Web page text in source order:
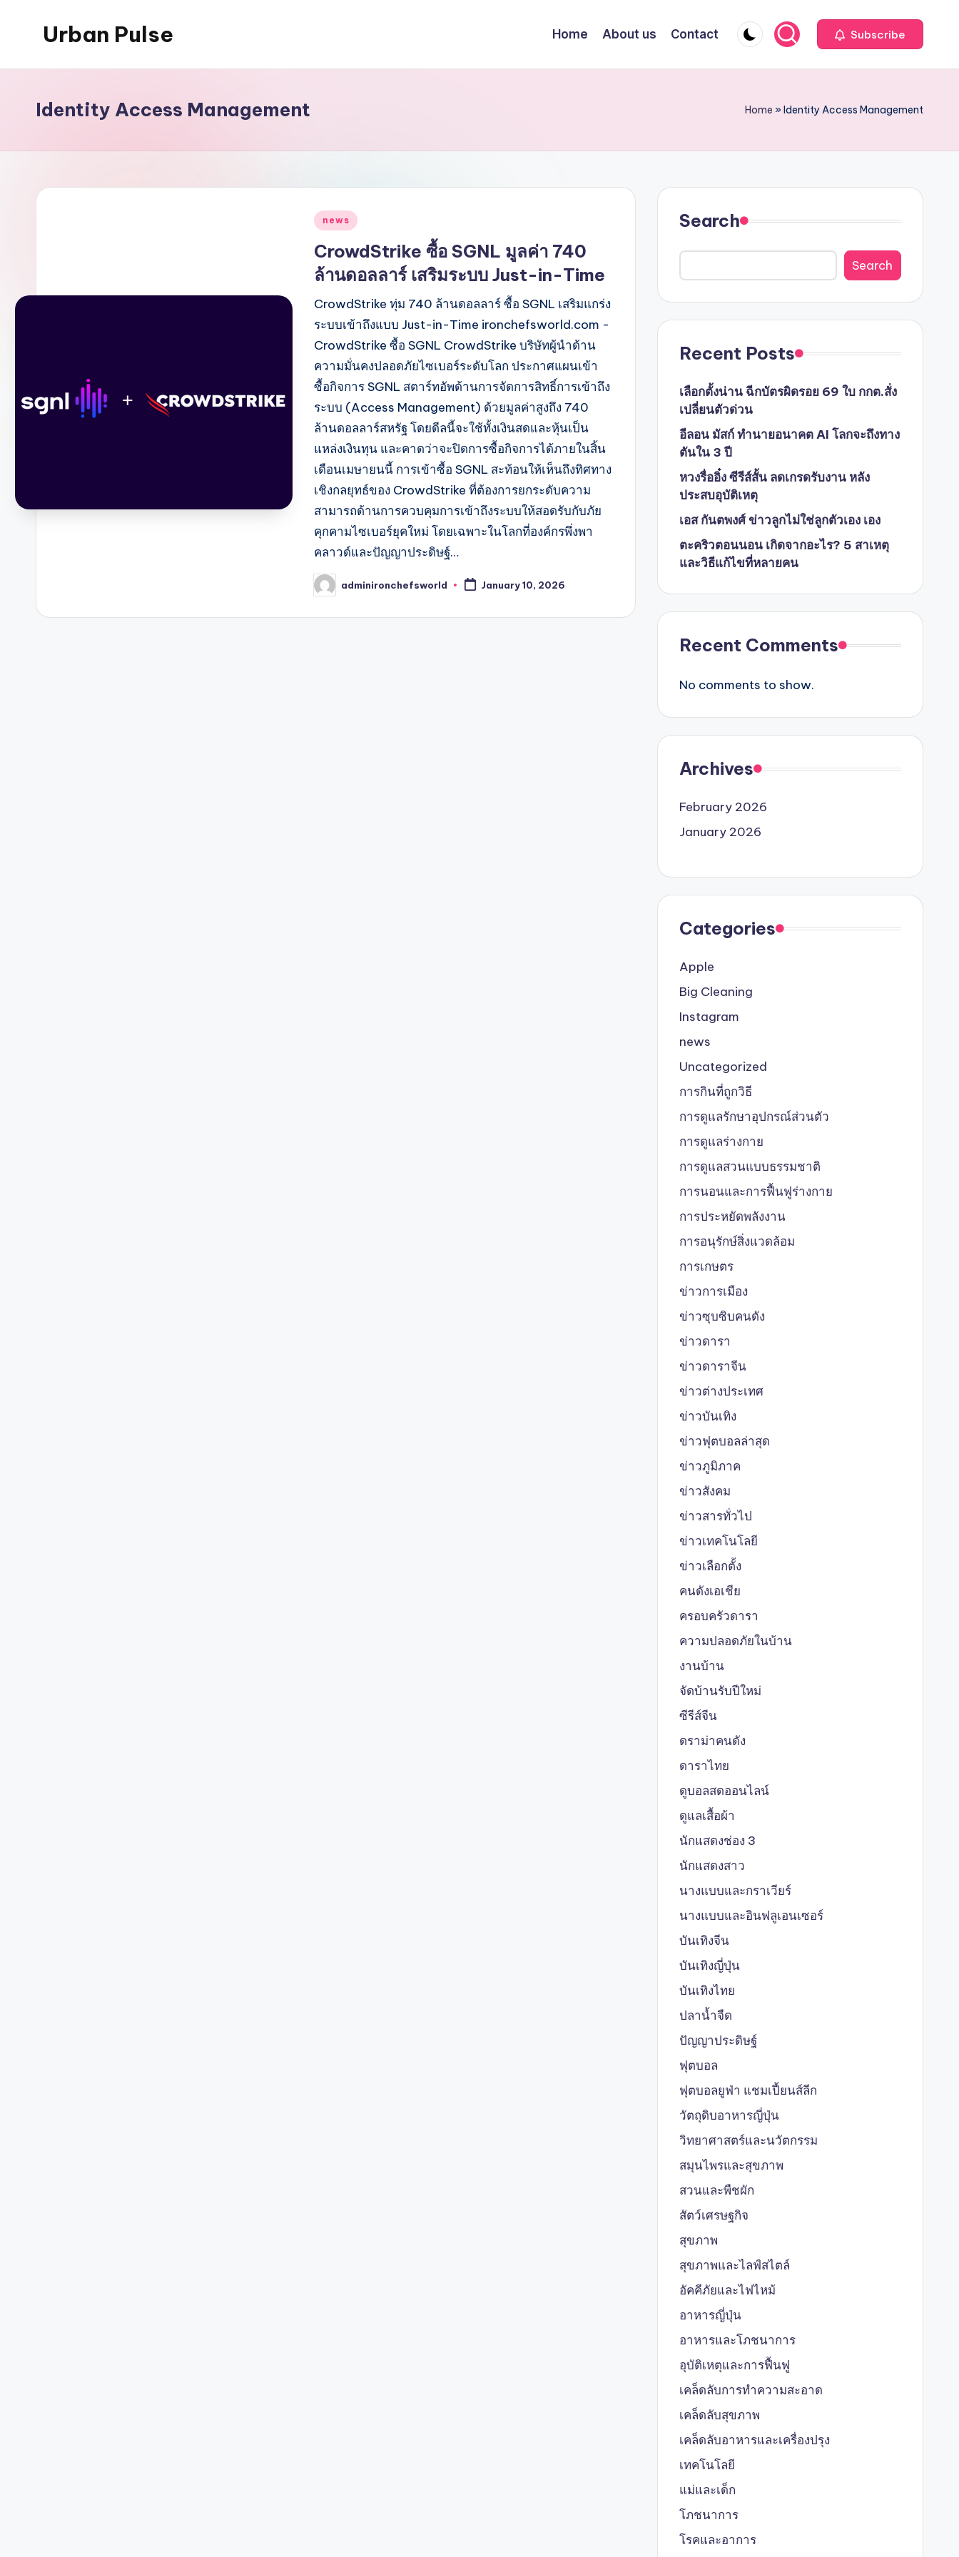
Urban Pulse Home About us Contact Subscribe
Identity Access Management Home »Identity Access Management
Posted
news
CrowdStrike ซื้อ SGNL มูลค่า 740
ล้านดอลลาร์ เสริมระบบ Just-in-Time
CrowdStrike ทุ่ม 740 ล้านดอลลาร์ ซื้อ SGNL เสริมแกร่ง
ระบบเข้าถึงแบบ Just-in-Time ironchefsworld.com -
CrowdStrike ซื้อ SGNL CrowdStrike บริษัทผู้นำด้าน
ความมั่นคงปลอดภัยไซเบอร์ระดับโลก ประกาศแผนเข้า
ซื้อกิจการ SGNL สตาร์ทอัพด้านการจัดการสิทธิ์การเข้าถึง
ระบบ (Access Management) ด้วยมูลค่าสูงถึง 740
ล้านดอลลาร์สหรัฐ โดยดีลนี้จะใช้ทั้งเงินสดและหุ้นเป็น
แหล่งเงินทุน และคาดว่าจะปิดการซื้อกิจการได้ภายในสิ้น
เดือนเมษายนนี้ การเข้าซื้อ SGNL สะท้อนให้เห็นถึงทิศทาง
เชิงกลยุทธ์ของ CrowdStrike ที่ต้องการยกระดับความ
สามารถด้านการควบคุมการเข้าถึงระบบให้สอดรับกับภัย
คุกคามไซเบอร์ยุคใหม่ โดยเฉพาะในโลกที่องค์กรพึ่งพา
คลาวด์และปัญญาประดิษฐ์…
Posted
by
adminironchefsworld January 10, 2026
Search
Search
Recent Posts
เลือกตั้งน่าน ฉีกบัตรผิดรอย 69 ใบ กกต.สั่ง
เปลี่ยนตัวด่วน
อีลอน มัสก์ ทำนายอนาคต AI โลกจะถึงทาง
ตันใน 3 ปี
หวงรื่ออิ๋ง ซีรีส์สั้น ลดเกรดรับงาน หลัง
ประสบอุบัติเหตุ
เอส กันตพงศ์ ข่าวลูกไม่ใช่ลูกตัวเอง เอง
ตะคริวตอนนอน เกิดจากอะไร? 5 สาเหตุ
และวิธีแก้ไขที่หลายคน
Recent Comments
No comments to show.
Archives
February 2026
January 2026
Categories
Apple
Big Cleaning
Instagram
news
Uncategorized
การกินที่ถูกวิธี
การดูแลรักษาอุปกรณ์ส่วนตัว
การดูแลร่างกาย
การดูแลสวนแบบธรรมชาติ
การนอนและการฟื้นฟูร่างกาย
การประหยัดพลังงาน
การอนุรักษ์สิ่งแวดล้อม
การเกษตร
ข่าวการเมือง
ข่าวซุบซิบคนดัง
ข่าวดารา
ข่าวดาราจีน
ข่าวต่างประเทศ
ข่าวบันเทิง
ข่าวฟุตบอลล่าสุด
ข่าวภูมิภาค
ข่าวสังคม
ข่าวสารทั่วไป
ข่าวเทคโนโลยี
ข่าวเลือกตั้ง
คนดังเอเชีย
ครอบครัวดารา
ความปลอดภัยในบ้าน
งานบ้าน
จัดบ้านรับปีใหม่
ซีรีส์จีน
ดราม่าคนดัง
ดาราไทย
ดูบอลสดออนไลน์
ดูแลเสื้อผ้า
นักแสดงช่อง 3
นักแสดงสาว
นางแบบและกราเวียร์
นางแบบและอินฟลูเอนเซอร์
บันเทิงจีน
บันเทิงญี่ปุ่น
บันเทิงไทย
ปลาน้ำจืด
ปัญญาประดิษฐ์
ฟุตบอล
ฟุตบอลยูฟ่า แชมเปี้ยนส์ลีก
วัตถุดิบอาหารญี่ปุ่น
วิทยาศาสตร์และนวัตกรรม
สมุนไพรและสุขภาพ
สวนและพืชผัก
สัตว์เศรษฐกิจ
สุขภาพ
สุขภาพและไลฟ์สไตล์
อัคคีภัยและไฟไหม้
อาหารญี่ปุ่น
อาหารและโภชนาการ
อุบัติเหตุและการฟื้นฟู
เคล็ดลับการทำความสะอาด
เคล็ดลับสุขภาพ
เคล็ดลับอาหารและเครื่องปรุง
เทคโนโลยี
แม่และเด็ก
โภชนาการ
โรคและอาการ